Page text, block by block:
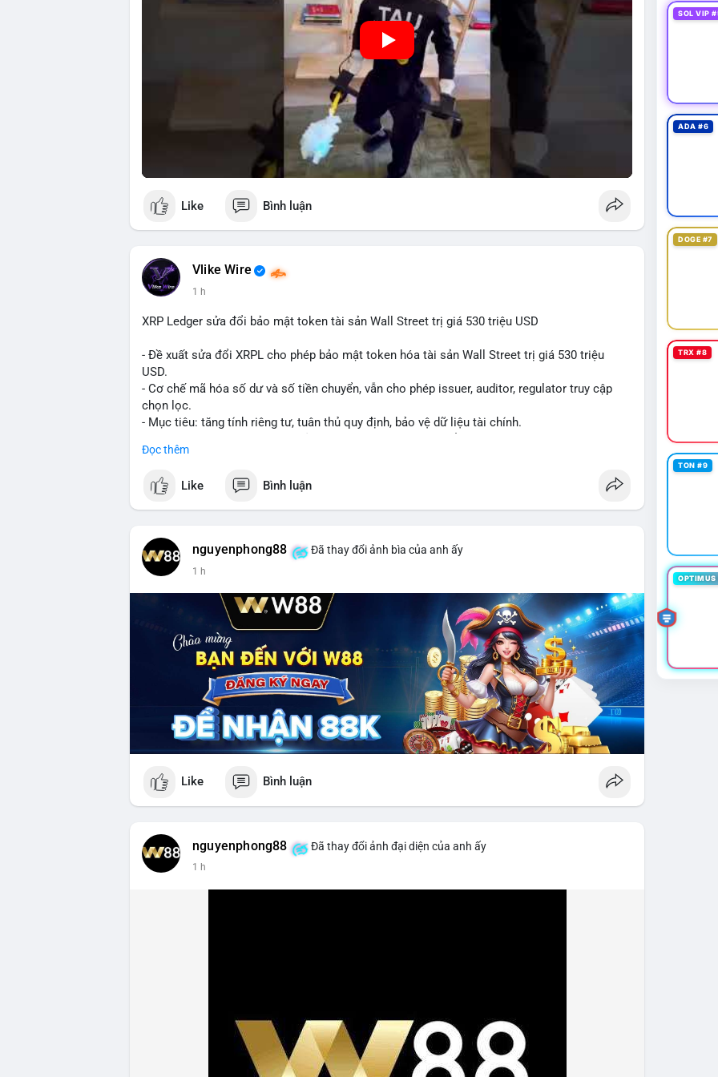
Like Bình luận
Vlike Wire
1 h
XRP Ledger sửa đổi bảo mật token tài sản Wall Street trị giá 530 triệu USD
- Đề xuất sửa đổi XRPL cho phép bảo mật token hóa tài sản Wall Street trị giá 530 triệu
USD.
- Cơ chế mã hóa số dư và số tiền chuyển, vẫn cho phép issuer, auditor, regulator truy cập
chọn lọc.
- Mục tiêu: tăng tính riêng tư, tuân thủ quy định, bảo vệ dữ liệu tài chính.
$xrp
#vlikevn
📰 Nguồn: CoinDesk
Đọc thêm
Like Bình luận
nguyenphong88 Đã thay đổi ảnh bìa của anh ấy
1 h
Like Bình luận
nguyenphong88 Đã thay đổi ảnh đại diện của anh ấy
1 h
SOL VIP
ADA #6
DOGE #7
TRX #8
TON #9
OPTIMUS